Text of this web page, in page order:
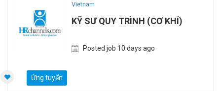
Vietnam
KỸ SƯ QUY TRÌNH (CƠ KHÍ)
Posted job 10 days ago
Ứng tuyển